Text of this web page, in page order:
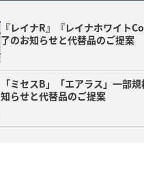
『レイナR』『レイナホワイト
了のお知らせと代替品のご提案
「ミセスB」「エアラス」一部
知らせと代替品のご提案